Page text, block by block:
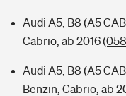
Audi A5, B8 (A5
Cabrio, ab 2016
Audi A5, B8 (A5
Benzin, Cabrio, ab